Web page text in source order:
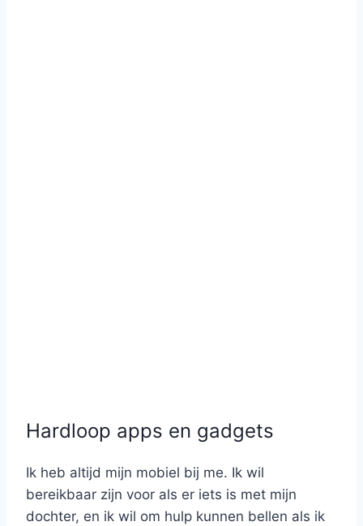
Hardloop apps en gadgets
Ik heb altijd mijn mobiel bij me. Ik wil
bereikbaar zijn voor als er iets is met mijn
dochter, en ik wil om hulp kunnen bellen als ik